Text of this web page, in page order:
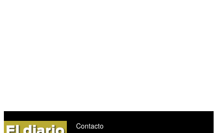
Contacto